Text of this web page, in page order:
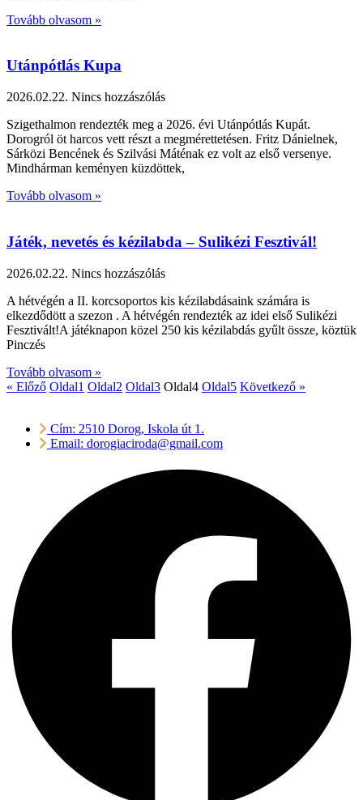
Tovább olvasom »
Utánpótlás Kupa
2026.02.22. Nincs hozzászólás
Szigethalmon rendezték meg a 2026. évi Utánpótlás Kupát.
Dorogról öt harcos vett részt a megmérettetésen. Fritz Dánielnek,
Sárközi Bencének és Szilvási Máténak ez volt az első versenye.
Mindhárman keményen küzdöttek,
Tovább olvasom »
Játék, nevetés és kézilabda – Sulikézi Fesztivál!
2026.02.22. Nincs hozzászólás
A hétvégén a II. korcsoportos kis kézilabdásaink számára is
elkezdődött a szezon . A hétvégén rendezték az idei első Sulikézi
Fesztivált!A játéknapon közel 250 kis kézilabdás gyűlt össze, köztük
Pinczés
Tovább olvasom »
« Előző Oldal1 Oldal2 Oldal3 Oldal4 Oldal5 Következő »
Cím: 2510 Dorog, Iskola út 1.
Email: dorogiaciroda@gmail.com